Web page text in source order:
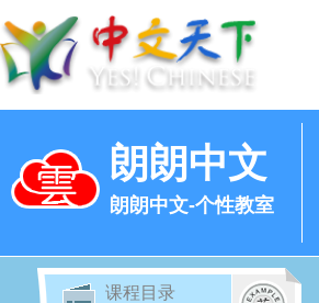
朗朗中文
朗朗中文-个性教室
课程目录